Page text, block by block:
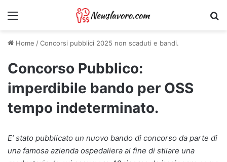
Menu
Home /Concorsi pubblici 2025 non scaduti e bandi.
Concorso Pubblico:
imperdibile bando per OSS
tempo indeterminato.
E’ stato pubblicato un nuovo bando di concorso da parte di
una famosa azienda ospedaliera al fine di stilare una